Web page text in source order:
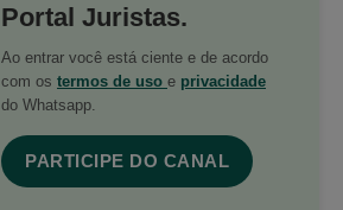
Portal Juristas.
Ao entrar você está ciente e de acordo
com os termos de uso e privacidade
do Whatsapp.
PARTICIPE DO CANAL